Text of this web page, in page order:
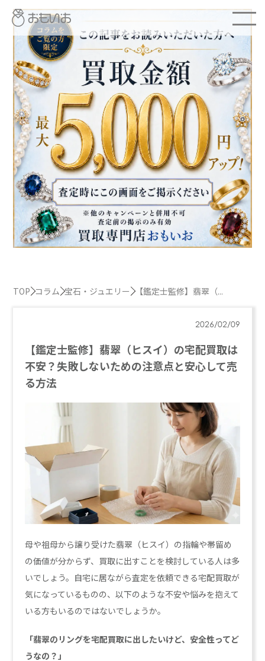
TOP コラム 宝石・ジュエリー 【鑑定士監修】翡翠（...
2026/02/09
【鑑定士監修】翡翠（ヒスイ）の宅配買取は
不安？失敗しないための注意点と安心して売
る方法
母や祖母から譲り受けた翡翠（ヒスイ）の指輪や帯留め
の価値が分からず、買取に出すことを検討している人は多
いでしょう。自宅に居ながら査定を依頼できる宅配買取が
気になっているものの、以下のような不安や悩みを抱えて
いる方もいるのではないでしょうか。
「翡翠のリングを宅配買取に出したいけど、安全性ってど
うなの？」